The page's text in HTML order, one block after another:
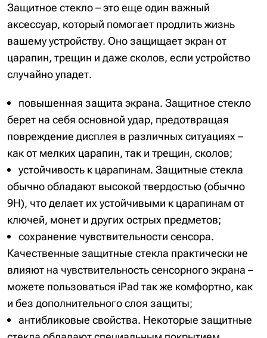
Защитное стекло – это еще один важный
аксессуар, который помогает продлить жизнь
вашему устройству. Оно защищает экран от
царапин, трещин и даже сколов, если устройство
случайно упадет.
повышенная защита экрана. Защитное стекло
берет на себя основной удар, предотвращая
повреждение дисплея в различных ситуациях –
как от мелких царапин, так и трещин, сколов;
устойчивость к царапинам. Защитные стекла
обычно обладают высокой твердостью (обычно
9H), что делает их устойчивыми к царапинам от
ключей, монет и других острых предметов;
сохранение чувствительности сенсора.
Качественные защитные стекла практически не
влияют на чувствительность сенсорного экрана –
можете пользоваться iPad так же комфортно, как
и без дополнительного слоя защиты;
антибликовые свойства. Некоторые защитные